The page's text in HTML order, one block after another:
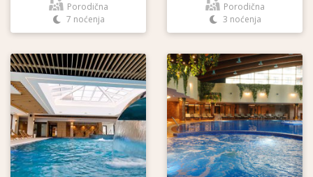
Porodična
7 noćenja
Porodična
3 noćenja